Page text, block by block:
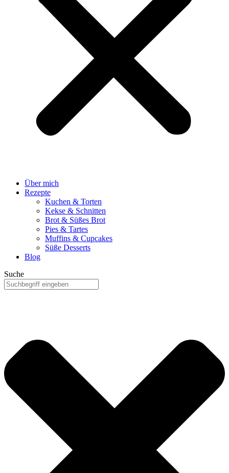
Über mich
Rezepte
Kuchen & Torten
Kekse & Schnitten
Brot & Süßes Brot
Pies & Tartes
Muffins & Cupcakes
Süße Desserts
Blog
Suche